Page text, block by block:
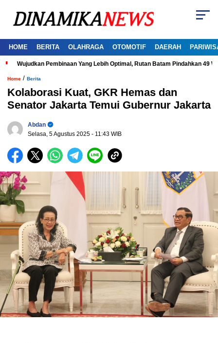
HOME BERITA OLAHRAGA OTOMOTIF DAERAH
Wujudkan Pembinaan Yang Lebih Optimal, Rutan Batam Pindahkan 49
Home / Berita
Kolaborasi Kuat, GKR Hemas dan
Senator Jakarta Temui Gubernur Jakarta
Abdan
Selasa, 5 Agustus 2025 - 11:43 WIB